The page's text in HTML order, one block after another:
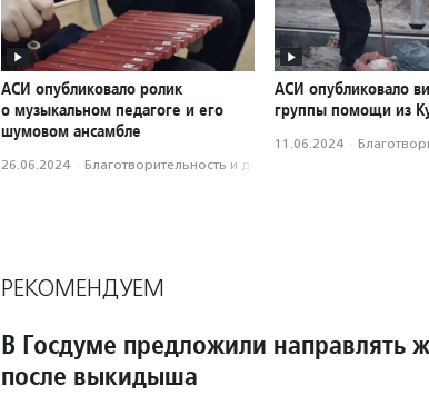
АСИ опубликовало ролик
о музыкальном педагоге и его
шумовом ансамбле
26.06.2024 · Благотвори­тель­ность и доброволь­чест­во
АСИ опубликовало
группы помощи из
11.06.2024 ·
РЕКОМЕНДУЕМ
В Госдуме предложили направлять
после выкидыша